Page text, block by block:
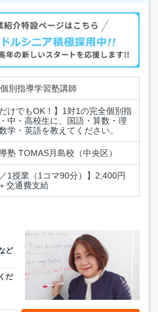
別指導学習塾講師
だけでもOK！】1対1の完全個別指
中・高校生に、国語・算数・理
学・英語を教えてください。
塾 TOMAS月島校（中央区）
／1授業（1コマ90分）】2,400円
交通費支給
ど
だ